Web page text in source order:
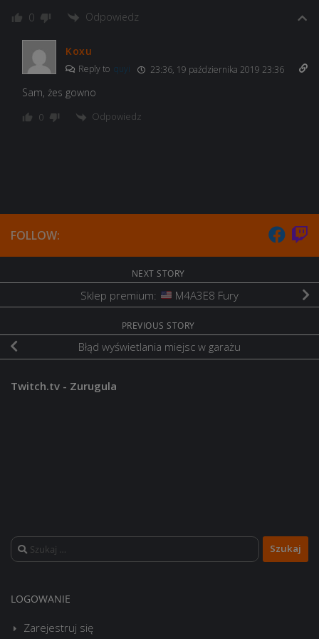
0 Odpowiedz
Koxu
Reply to quyi 23:36, 19 października 2019 23:36
Sam, żes gowno
0 Odpowiedz
FOLLOW:
NEXT STORY
Sklep premium: M4A3E8 Fury
PREVIOUS STORY
Błąd wyświetlania miejsc w garażu
Twitch.tv - Zurugula
Szukaj:
LOGOWANIE
Zarejestruj się